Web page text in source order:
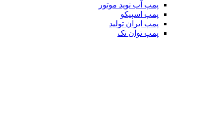
پمپ آب نوید موتور
پمپ اسپیکو
پمپ ایران تولید
پمپ توان تک